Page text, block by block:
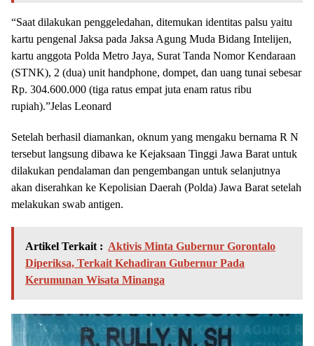
“Saat dilakukan penggeledahan, ditemukan identitas palsu yaitu
kartu pengenal Jaksa pada Jaksa Agung Muda Bidang Intelijen,
kartu anggota Polda Metro Jaya, Surat Tanda Nomor Kendaraan
(STNK), 2 (dua) unit handphone, dompet, dan uang tunai sebesar
Rp. 304.600.000 (tiga ratus empat juta enam ratus ribu
rupiah).”Jelas Leonard
Setelah berhasil diamankan, oknum yang mengaku bernama R N
tersebut langsung dibawa ke Kejaksaan Tinggi Jawa Barat untuk
dilakukan pendalaman dan pengembangan untuk selanjutnya
akan diserahkan ke Kepolisian Daerah (Polda) Jawa Barat setelah
melakukan swab antigen.
Artikel Terkait : Aktivis Minta Gubernur Gorontalo
Diperiksa, Terkait Kehadiran Gubernur Pada
Kerumunan Wisata Minanga